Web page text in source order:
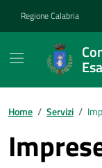
Regione Calabria
Home / Servizi /